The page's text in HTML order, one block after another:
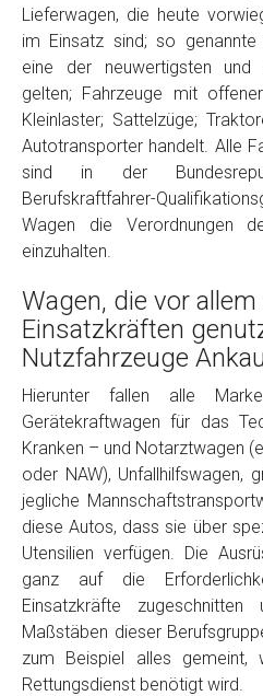
Foto Nr. 2
Foto Nr. 3
Sonstiges
Fertig
Wie viel ist 10+2 ?
Lieferwagen, die heute
im Einsatz sind; so
eine der neuwertigsten und
gelten; Fahrzeuge mit
Kleinlaster; Sattelzüge;
Autotransporter handelt. Alle
sind in der
Berufskraftfahrer-
Wagen die Verordnungen
einzuhalten.
Wagen, die vor allem
Einsatzkräften
Nutzfahrzeuge
Hierunter fallen alle
Gerätekraftwagen für das
Kranken – und Notarztwagen
oder NAW), Unfallhilfswagen,
jegliche
diese Autos, dass sie über
Utensilien verfügen. Die
ganz auf die
Einsatzkräfte
Maßstäben dieser
zum Beispiel alles gemeint,
Rettungsdienst benötigt wird.